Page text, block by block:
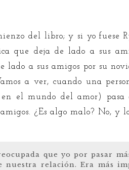
del libro; y si yo fuese
que deja de lado a sus
lado a sus amigos por su
a ver, cuando una
el mundo del amor) pasa
¿Es algo malo? No, y
que yo por pasar
relación. Era más